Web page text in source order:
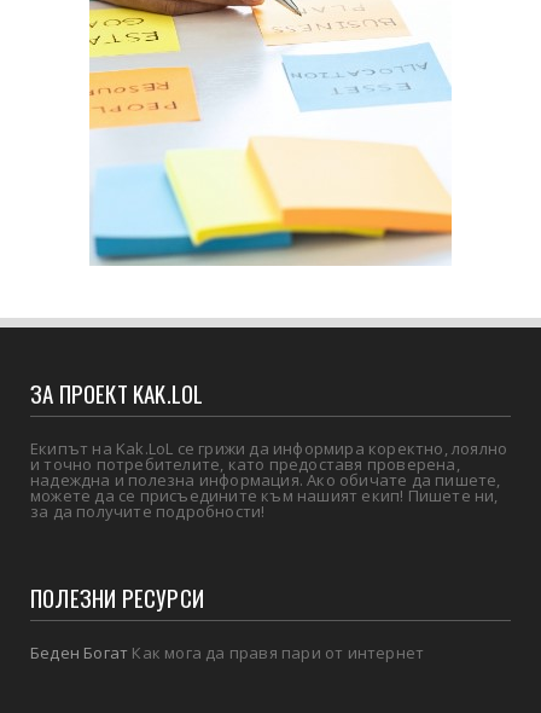
ЗА ПРОЕКТ KAK.LOL
Екипът на Kak.LoL се грижи да информира коректно, лоялно
и точно потребителите, като предоставя проверена,
надеждна и полезна информация. Ако обичате да пишете,
можете да се присъедините към нашият екип! Пишете ни,
за да получите подробности!
ПОЛЕЗНИ РЕСУРСИ
Беден Богат Как мога да правя пари от интернет